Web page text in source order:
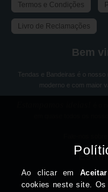
Termos e Condições
Livro de Reclamações
Bem
Tendas e Bandeiras é o
moderno e com maior